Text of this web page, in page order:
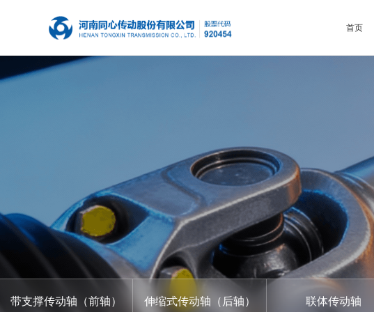
首页
带支撑传动轴（前轴） 伸缩式传动轴（后轴） 联体传动轴